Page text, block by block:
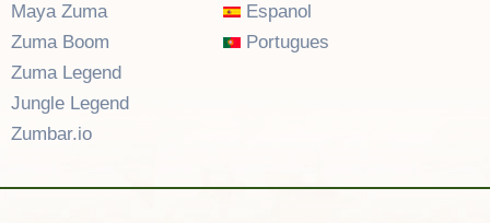
Maya Zuma
Zuma Boom
Zuma Legend
Jungle Legend
Zumbar.io
Espanol
Portugues